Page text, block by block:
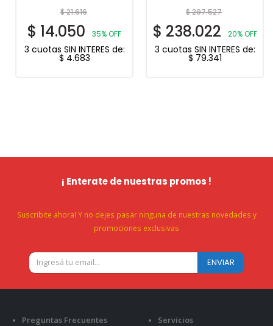
$21.616
$ 14.050 35% OFF
3 cuotas SIN INTERES de:
$ 4.683
$297.527
$ 238.022 20% OFF
3 cuotas SIN INTERES de:
$ 79.341
¡ Enterate de nuestras promos !
Suscribite ahora! Y no dejes pasar ninguna de nuestras novedades y
promociones exclusivas
Preguntas Frecuentes
Servicios